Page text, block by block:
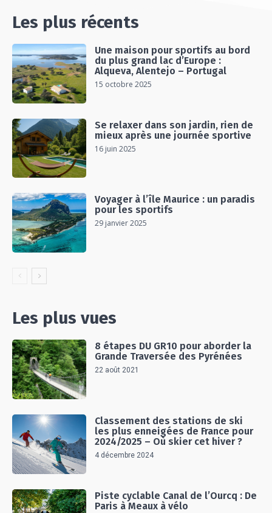
Les plus récents
Une maison pour sportifs au bord
du plus grand lac d’Europe :
Alqueva, Alentejo – Portugal
15 octobre 2025
Se relaxer dans son jardin, rien de
mieux après une journée sportive
16 juin 2025
Voyager à l’île Maurice : un paradis
pour les sportifs
29 janvier 2025
Les plus vues
8 étapes DU GR10 pour aborder la
Grande Traversée des Pyrénées
22 août 2021
Classement des stations de ski
les plus enneigées de France pour
2024/2025 – Où skier cet hiver ?
4 décembre 2024
Piste cyclable Canal de l’Ourcq : De
Paris à Meaux à vélo